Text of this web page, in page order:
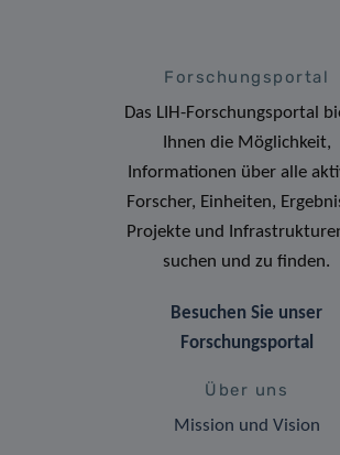
Forschungsportal
Das LIH-Forschungsportal
Ihnen die Möglichkeit,
Informationen über alle
Forscher, Einheiten,
Projekte und
suchen und zu finden.
Besuchen Sie unser
Forschungsportal
Über uns
Mission und Vision